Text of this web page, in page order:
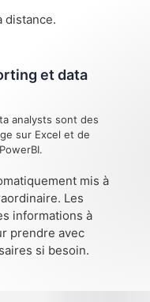
distance.
et data
analysts sont des
sur Excel et de
mis à
Les
informations à
prendre avec
si besoin.